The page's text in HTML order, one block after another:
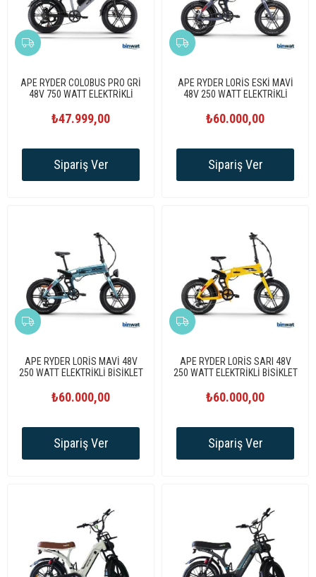
APE RYDER COLOBUS PRO GRİ
48V 750 WATT ELEKTRİKLİ
₺47.999,00
Sipariş Ver
APE RYDER LORİS ESKİ MAVİ
48V 250 WATT ELEKTRİKLİ
₺60.000,00
Sipariş Ver
APE RYDER LORİS MAVİ 48V
250 WATT ELEKTRİKLİ BİSİKLET
₺60.000,00
Sipariş Ver
APE RYDER LORİS SARI 48V
250 WATT ELEKTRİKLİ BİSİKLET
₺60.000,00
Sipariş Ver